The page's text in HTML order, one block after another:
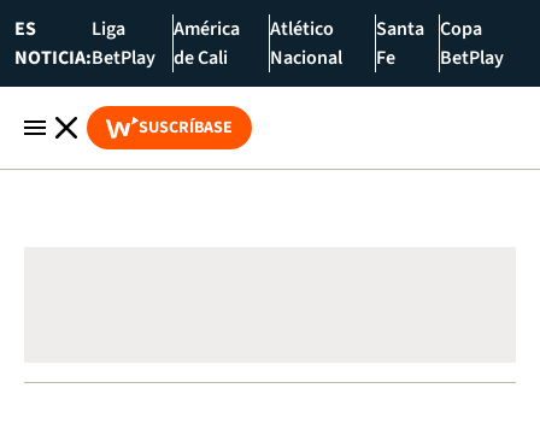
ES
NOTICIA:
Liga
BetPlay
América
de Cali
Atlético
Nacional
Santa
Fe
Copa
BetPlay
SUSCRÍBASE